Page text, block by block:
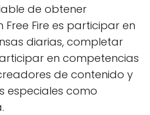
de obtener
Fire es participar en
diarias, completar
en competencias
de contenido y
especiales como